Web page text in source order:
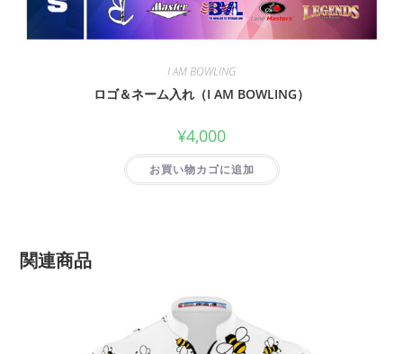
I AM BOWLING
ロゴ＆ネーム入れ（I AM BOWLING）
¥4,000
お買い物カゴに追加
関連商品